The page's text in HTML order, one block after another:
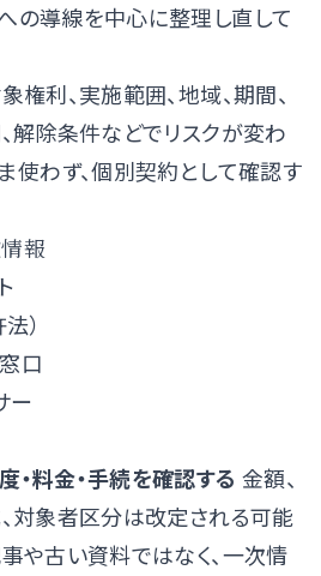
の導線を中心に整理し直して
権利、実施範囲、地域、期間、
解除条件などでリスクが変わ
使わず、個別契約として確認す
報
）
口
ー
料金・手続を確認する 金額、
対象者区分は改定される可能
や古い資料ではなく、一次情